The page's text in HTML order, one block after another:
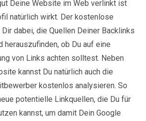
Deine Website im Web verlinkt ist
natürlich wirkt. Der kostenlose
dabei, die Quellen Deiner Backlinks
herauszufinden, ob Du auf eine
von Links achten solltest. Neben
kannst Du natürlich auch die
kostenlos analysieren. So
potentielle Linkquellen, die Du für
kannst, um damit Dein Google